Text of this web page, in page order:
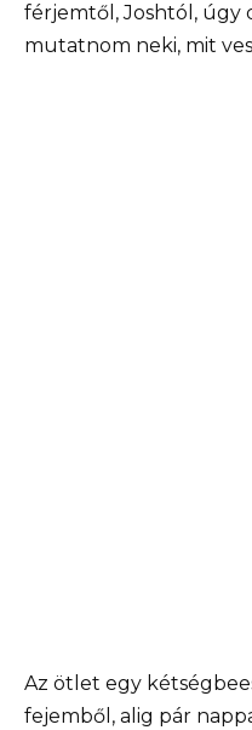
férjemtől, Joshtól, úgy
mutatnom neki, mit
Az ötlet egy
fejemből, alig pár